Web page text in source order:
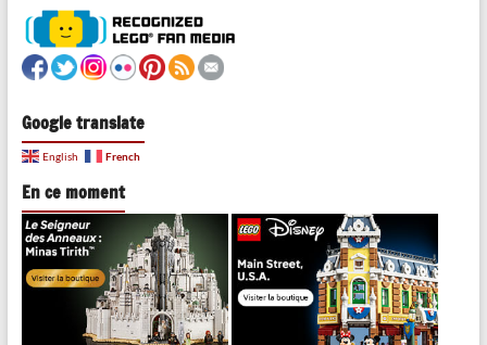
Google translate
English French
En ce moment